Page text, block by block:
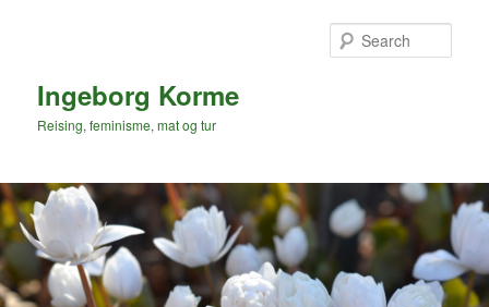
Ingeborg Korme
Reising, feminisme, mat og tur